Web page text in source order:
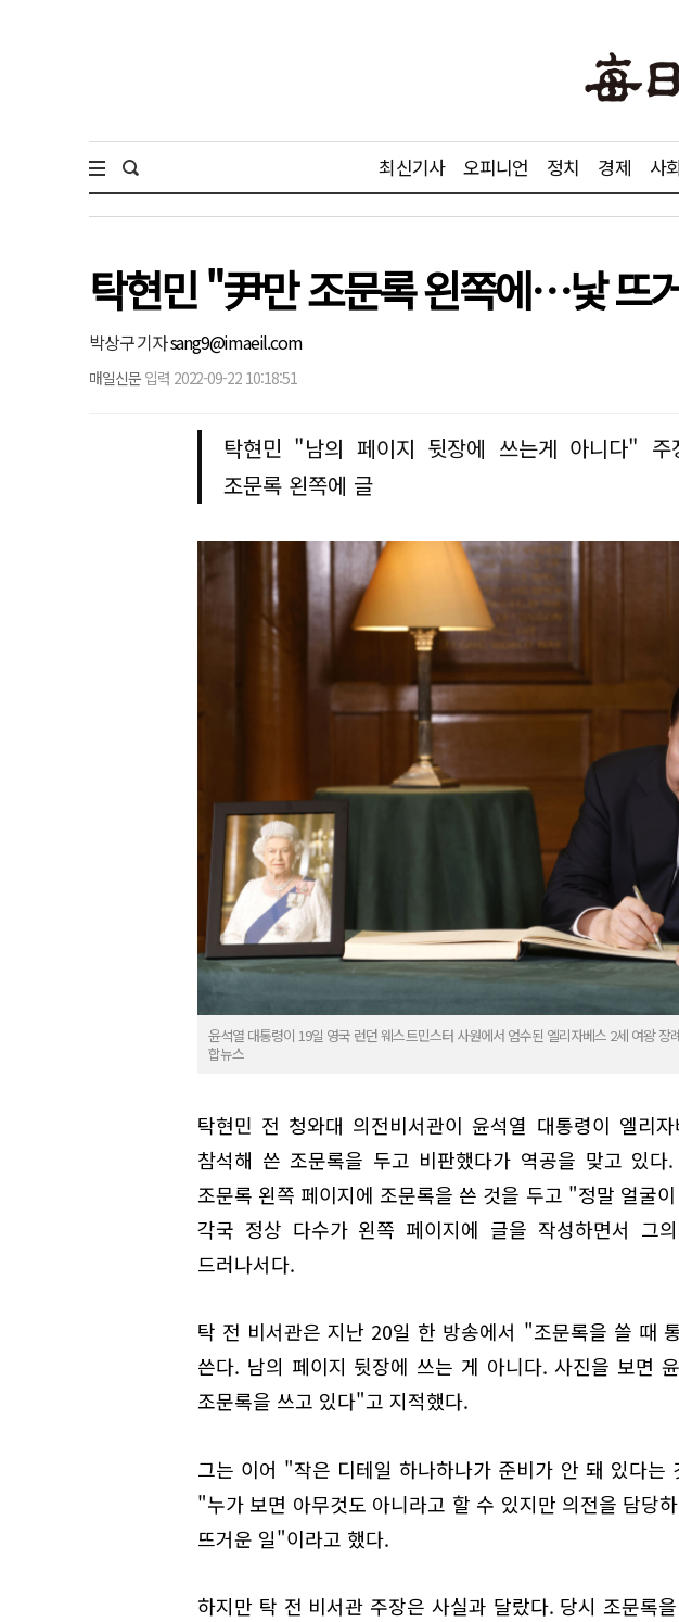
최신기사 오피니언 정치 경제 사회
탁현민 "尹만 조문록 왼쪽에…낯 뜨
박상구 기자sang9@imaeil.com
매일신문 입력 2022-09-22 10:18:51
탁현민 "남의 페이지 뒷장에 쓰는게 아니다" 주
조문록 왼쪽에 글
윤석열 대통령이 19일 영국 런던 웨스트민스터 사원에서 엄수된 엘리자베스 2세 여왕
합뉴스
탁현민 전 청와대 의전비서관이 윤석열 대통령이 엘리
참석해 쓴 조문록을 두고 비판했다가 역공을 맞고 있
조문록 왼쪽 페이지에 조문록을 쓴 것을 두고 "정말 얼굴
각국 정상 다수가 왼쪽 페이지에 글을 작성하면서 그
드러나서다.
탁 전 비서관은 지난 20일 한 방송에서 "조문록을 쓸 때
쓴다. 남의 페이지 뒷장에 쓰는 게 아니다. 사진을 보면
조문록을 쓰고 있다"고 지적했다.
그는 이어 "작은 디테일 하나하나가 준비가 안 돼 있다는
"누가 보면 아무것도 아니라고 할 수 있지만 의전을 담당
뜨거운 일"이라고 했다.
하지만 탁 전 비서관 주장은 사실과 달랐다. 당시 조문록